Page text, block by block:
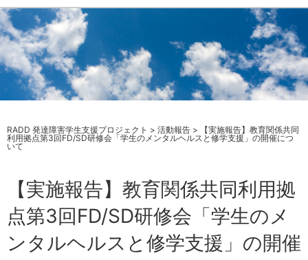
RADD 発達障害学生支援プロジェクト > 活動報告 >
【実施報告】教育関係共同
利用拠点第3回FD/SD研修会「学生のメンタルヘルスと修学支援」の開催につ
いて
【実施報告】教育関係共同利用拠
点第3回FD/SD研修会「学生のメ
ンタルヘルスと修学支援」の開催